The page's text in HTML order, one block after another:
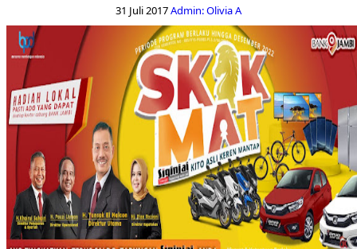
31 Juli 2017Admin: Olivia A